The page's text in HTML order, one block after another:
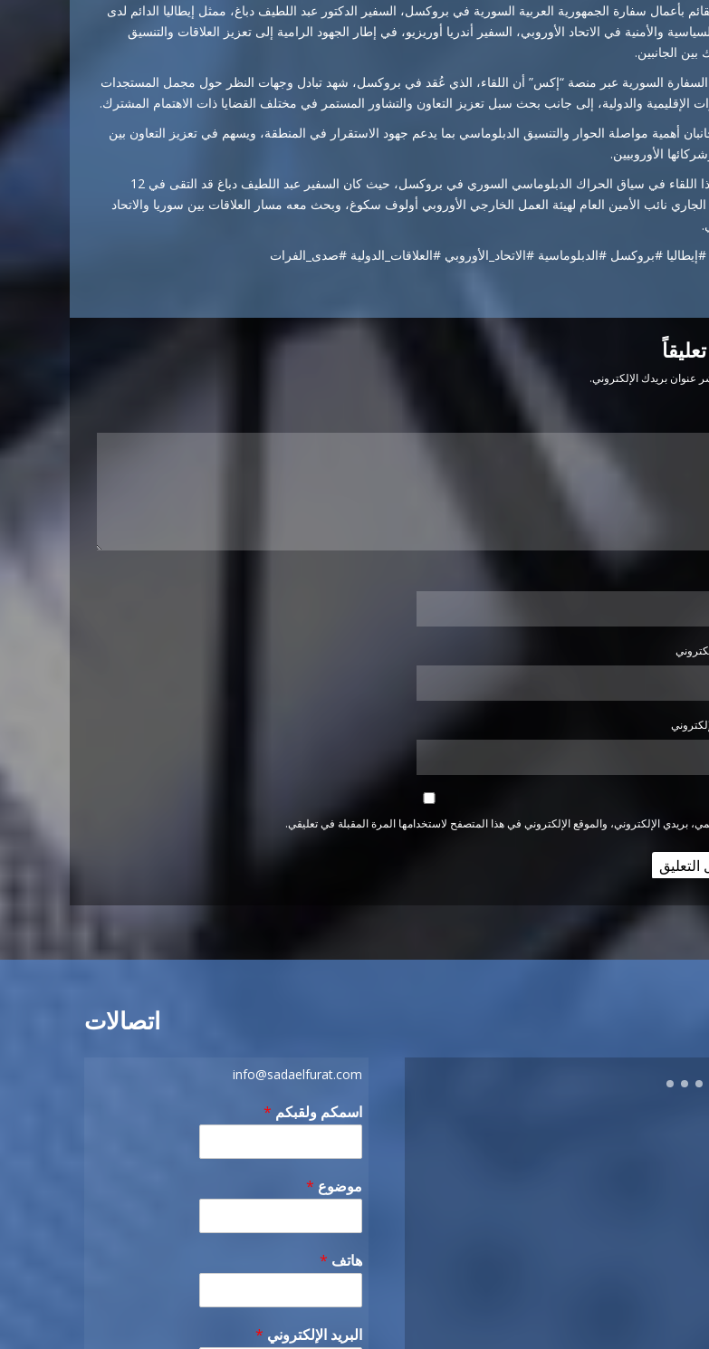
بأعمال سفارة الجمهورية العربية السورية في بروكسل، السفير الدكتور عبد اللطيف دباغ، ممثل إيطاليا الدائم لدى
والأمنية في الاتحاد الأوروبي، السفير أندريا أوريزيو، في إطار الجهود الرامية إلى تعزيز العلاقات والتنسيق
بين الجانبين.
السورية عبر منصة “إكس” أن اللقاء، الذي عُقد في بروكسل، شهد تبادل وجهات النظر حول مجمل المستجدات
الإقليمية والدولية، إلى جانب بحث سبل تعزيز التعاون والتشاور المستمر في مختلف القضايا ذات الاهتمام المشترك.
أهمية مواصلة الحوار والتنسيق الدبلوماسي بما يدعم جهود الاستقرار في المنطقة، ويسهم في تعزيز التعاون بين
الأوروبيين.
ويأتي هذا اللقاء في سياق الحراك الدبلوماسي السوري في بروكسل، حيث كان السفير عبد اللطيف دباغ قد التقى في 12
نائب الأمين العام لهيئة العمل الخارجي الأوروبي أولوف سكوغ، وبحث معه مسار العلاقات بين سوريا والاتحاد
#بروكسل #الدبلوماسية #الاتحاد_الأوروبي #العلاقات_الدولية #صدى_الفرات
عنوان بريدك الإلكتروني.
بريدي الإلكتروني، والموقع الإلكتروني في هذا المتصفح لاستخدامها المرة المقبلة في تعليقي.
اتصالات
info@sadaelfurat.com
اسمكم ولقبكم *
موضوع *
هاتف *
البريد الإلكتروني *